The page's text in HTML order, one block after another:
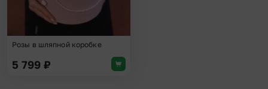
Розы в шляпной коробке
5 799 ₽